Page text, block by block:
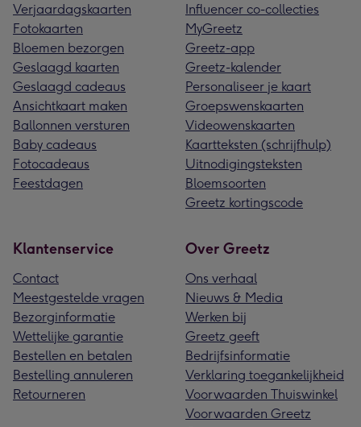
Verjaardagskaarten
Fotokaarten
Bloemen bezorgen
Geslaagd kaarten
Geslaagd cadeaus
Ansichtkaart maken
Ballonnen versturen
Baby cadeaus
Fotocadeaus
Feestdagen
Influencer co-collecties
MyGreetz
Greetz-app
Greetz-kalender
Personaliseer je kaart
Groepswenskaarten
Videowenskaarten
Kaartteksten (schrijfhulp)
Uitnodigingsteksten
Bloemsoorten
Greetz kortingscode
Klantenservice
Contact
Meestgestelde vragen
Bezorginformatie
Wettelijke garantie
Bestellen en betalen
Bestelling annuleren
Retourneren
Over Greetz
Ons verhaal
Nieuws & Media
Werken bij
Greetz geeft
Bedrijfsinformatie
Verklaring toegankelijkheid
Voorwaarden Thuiswinkel
Voorwaarden Greetz